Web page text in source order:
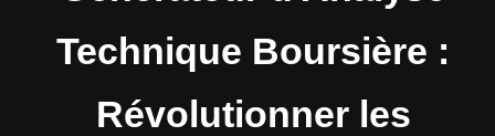
Technique Boursière :
Révolutionner les